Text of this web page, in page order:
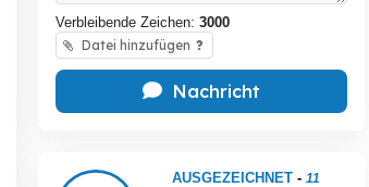
Verbleibende Zeichen: 3000
Datei hinzufügen ?
Nachricht
AUSGEZEICHNET- 11